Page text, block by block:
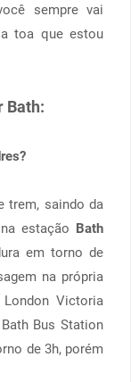
sempre vai
toa que estou
Bath:
trem, saindo da
estação Bath
em torno de
na própria
Victoria
Bus Station
de 3h, porém